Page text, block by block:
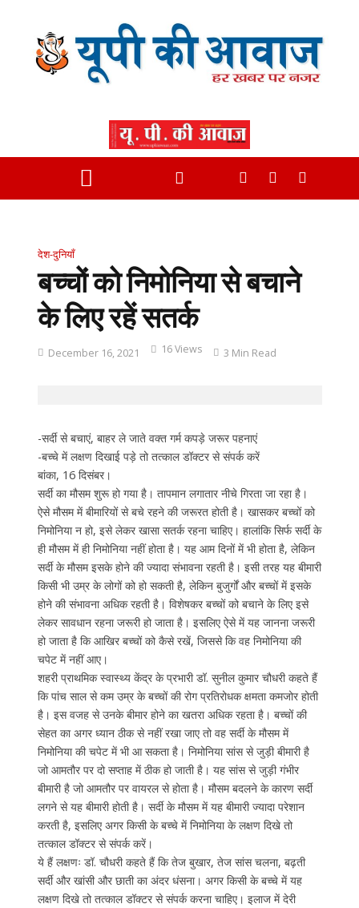
देश-दुनियाँ
बच्चों को निमोनिया से बचाने
के लिए रहें सतर्क
December 16, 2021 16 Views 3 Min Read
-सर्दी से बचाएं, बाहर ले जाते वक्त गर्म कपड़े जरूर पहनाएं
-बच्चे में लक्षण दिखाई पड़े तो तत्काल डॉक्टर से संपर्क करें
बांका, 16 दिसंबर।
सर्दी का मौसम शुरू हो गया है। तापमान लगातार नीचे गिरता जा रहा है।
ऐसे मौसम में बीमारियों से बचे रहने की जरूरत होती है। खासकर बच्चों को
निमोनिया न हो, इसे लेकर खासा सतर्क रहना चाहिए। हालांकि सिर्फ सर्दी के
ही मौसम में ही निमोनिया नहीं होता है। यह आम दिनों में भी होता है, लेकिन
सर्दी के मौसम इसके होने की ज्यादा संभावना रहती है। इसी तरह यह बीमारी
किसी भी उम्र के लोगों को हो सकती है, लेकिन बुजुर्गों और बच्चों में इसके
होने की संभावना अधिक रहती है। विशेषकर बच्चों को बचाने के लिए इसे
लेकर सावधान रहना जरूरी हो जाता है। इसलिए ऐसे में यह जानना जरूरी
हो जाता है कि आखिर बच्चों को कैसे रखें, जिससे कि वह निमोनिया की
चपेट में नहीं आए।
शहरी प्राथमिक स्वास्थ्य केंद्र के प्रभारी डॉ. सुनील कुमार चौधरी कहते हैं
कि पांच साल से कम उम्र के बच्चों की रोग प्रतिरोधक क्षमता कमजोर होती
है। इस वजह से उनके बीमार होने का खतरा अधिक रहता है। बच्चों की
सेहत का अगर ध्यान ठीक से नहीं रखा जाए तो वह सर्दी के मौसम में
निमोनिया की चपेट में भी आ सकता है। निमोनिया सांस से जुड़ी बीमारी है
जो आमतौर पर दो सप्ताह में ठीक हो जाती है। यह सांस से जुड़ी गंभीर
बीमारी है जो आमतौर पर वायरल से होता है। मौसम बदलने के कारण सर्दी
लगने से यह बीमारी होती है। सर्दी के मौसम में यह बीमारी ज्यादा परेशान
करती है, इसलिए अगर किसी के बच्चे में निमोनिया के लक्षण दिखे तो
तत्काल डॉक्टर से संपर्क करें।
ये हैं लक्षणः डॉ. चौधरी कहते हैं कि तेज बुखार, तेज सांस चलना, बढ़ती
सर्दी और खांसी और छाती का अंदर धंसना। अगर किसी के बच्चे में यह
लक्षण दिखे तो तत्काल डॉक्टर से संपर्क करना चाहिए। इलाज में देरी